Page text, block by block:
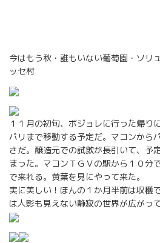
今はもう秋・誰もいない葡萄園・ソ
ッセ村
１１月の初旬、ボジョレに行った帰り
パリまで移動する予定だ。マコンから
さだ。醸造元での試飲が長引いて、予
まった。マコンＴＧＶの駅から１０分
で来れる。黄葉を見にやって来た。
実に美しい！ほんの１か月半前は収穫
は人影も見えない静寂の世界が広がって